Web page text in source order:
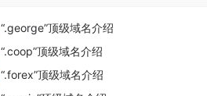
“.george”顶级域名介绍
“.coop”顶级域名介绍
“.forex”顶级域名介绍